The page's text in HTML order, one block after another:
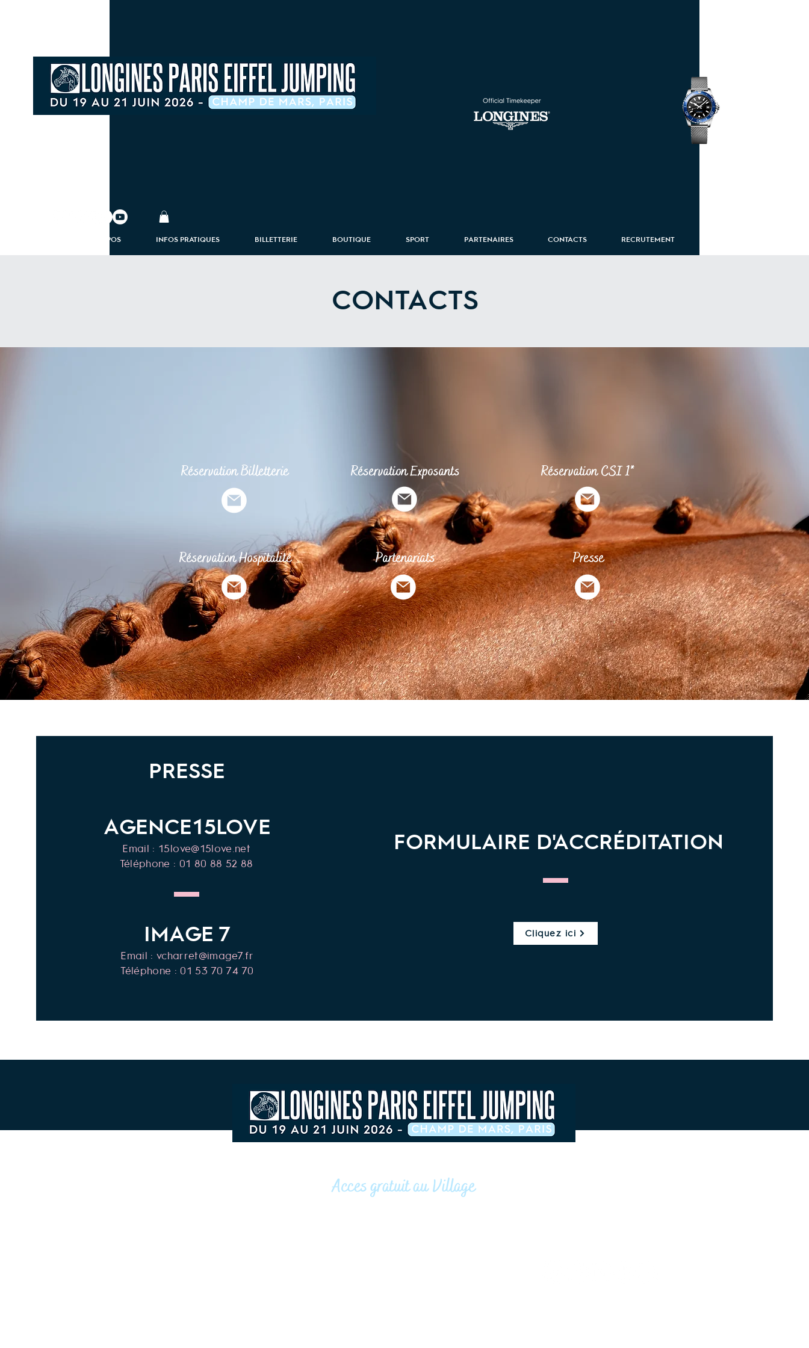
À PROPOS INFOS PRATIQUES BILLETTERIE BOUTIQUE SPORT PARTENAIRES CONTACTS RECRUTEMENT
CONTACTS
Réservation Billetterie Réservation Exposants Réservation CSI 1*
Réservation Hospitalité Partenariats Presse
PRESSE
AGENCE15LOVE
Email : 15love@15love.net
Téléphone : 01 80 88 52 88
IMAGE 7
Email : vcharret@image7.fr
Téléphone : 01 53 70 74 70
FORMULAIRE D'ACCRÉDITATION
Cliquez ici
Acces gratuit au Village